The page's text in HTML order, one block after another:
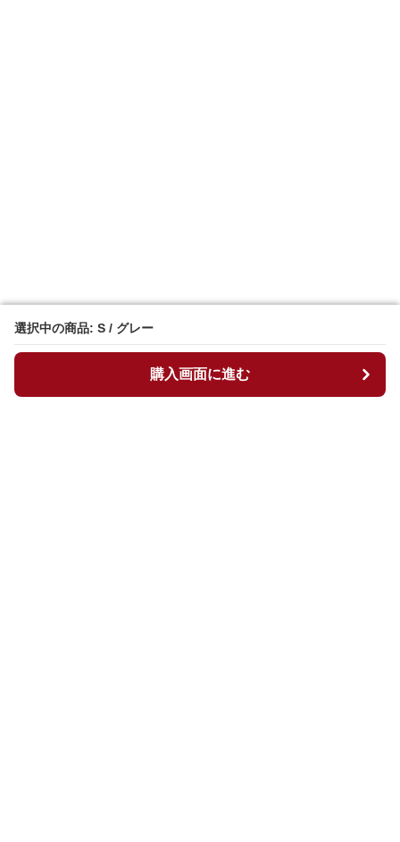
選択中の商品: S / グレー
購入画面に進む
選択中の商品: S / グレー
購入画面に進む